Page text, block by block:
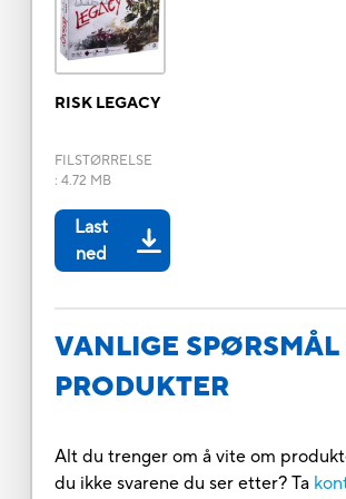
RISK LEGACY
FILSTØRRELSE
: 4.72 MB
Last
ned
VANLIGE SPØRSMÅL
PRODUKTER
Alt du trenger om å vite om
du ikke svarene du ser etter? Ta